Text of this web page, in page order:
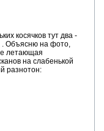
косячков тут два -
. Объясню на фото,
летающая
на слабенькой
разнотон: